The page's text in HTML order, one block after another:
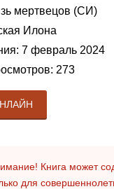
мертвецов (СИ)
Илона
7 февраль 2024
273
Книга может
для